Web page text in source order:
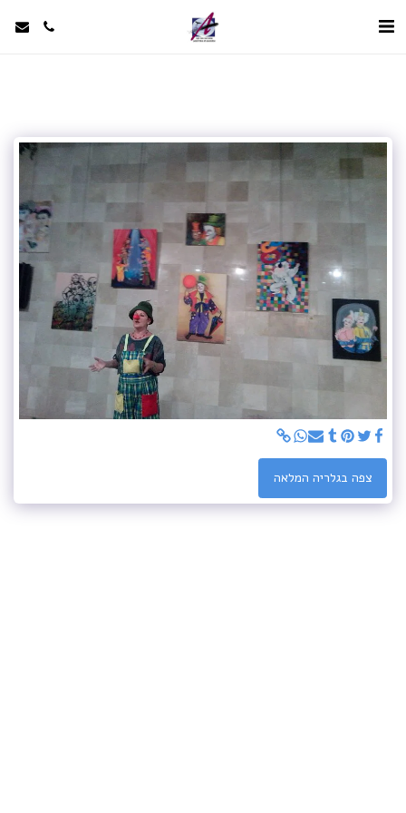
צפה בגלריה המלאה